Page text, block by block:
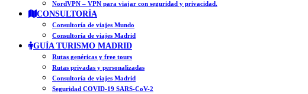
NordVPN – VPN para viajar con seguridad y privacidad.
CONSULTORÍA
Consultoría de viajes Mundo
Consultoría de viajes Madrid
GUÍA TURISMO MADRID
Rutas genéricas y free tours
Rutas privadas y personalizadas
Consultoría de viajes Madrid
Seguridad COVID-19 SARS-CoV-2